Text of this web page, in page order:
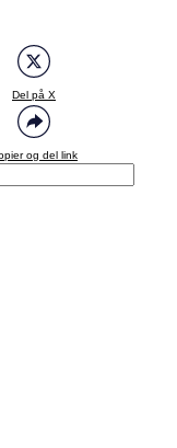
Del på X
og del link